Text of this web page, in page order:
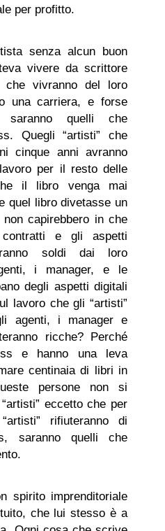
per profitto.
senza alcun buon
vivere da scrittore
vivranno del loro
una carriera, e forse
saranno quelli che
Quegli “artisti” che
cinque anni avranno
per il resto delle
il libro venga mai
quel libro divetasse un
non capirebbero in che
e gli aspetti
soldi dai loro
i manager, e le
degli aspetti digitali
lavoro che gli “artisti”
agenti, i manager e
ricche? Perché
e hanno una leva
centinaia di libri in
persone non si
eccetto che per
rifiuteranno di
saranno quelli che
spirito imprenditoriale
che lui stesso è a